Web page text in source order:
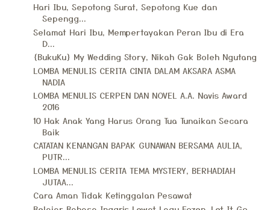
Hari Ibu, Sepotong Surat, Sepotong Kue dan
Sepengg...
Selamat Hari Ibu, Mempertayakan Peran Ibu di Era
D...
{BukuKu} My Wedding Story, Nikah Gak Boleh Ngutang
LOMBA MENULIS CERITA CINTA DALAM AKSARA ASMA
NADIA
LOMBA MENULIS CERPEN DAN NOVEL A.A. Navis Award
2016
10 Hak Anak Yang Harus Orang Tua Tunaikan Secara
Baik
CATATAN KENANGAN BAPAK GUNAWAN BERSAMA AULIA,
PUTR...
LOMBA MENULIS CERITA TEMA MYSTERY, BERHADIAH
JUTAA...
Cara Aman Tidak Ketinggalan Pesawat